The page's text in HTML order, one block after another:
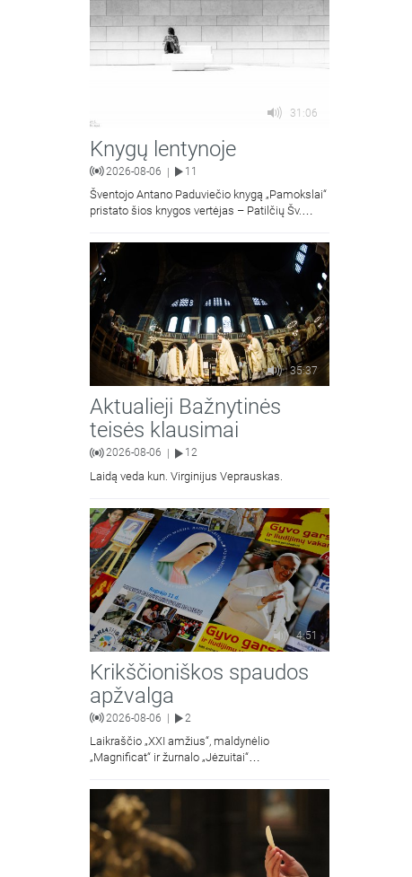
31:06
Knygų lentynoje
2026-08-06 | 11
Šventojo Antano Paduviečio knygą „Pamokslai“
pristato šios knygos vertėjas – Patilčių Šv.
moralinės teologijos dr. Algirdas Petras
35:37
Aktualieji Bažnytinės
teisės klausimai
2026-08-06 12
Laidą veda kun. Virginijus Veprauskas.
4:51
Krikščioniškos spaudos
apžvalga
2026-08-06 2
Laikraščio „XXI amžius“, maldynėlio
„Magnificat“ ir žurnalo „Jėzuitai“